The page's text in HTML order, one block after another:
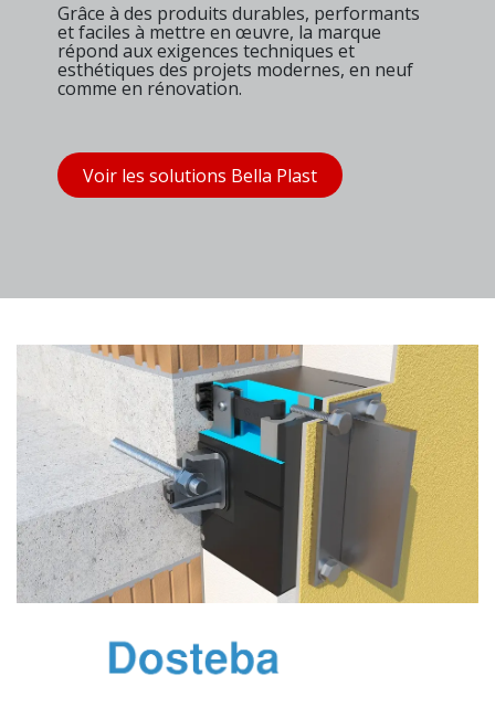
Grâce à des produits durables, performants
et faciles à mettre en œuvre, la marque
répond aux exigences techniques et
esthétiques des projets modernes, en neuf
comme en rénovation.
Voir les solutions Bella Plast